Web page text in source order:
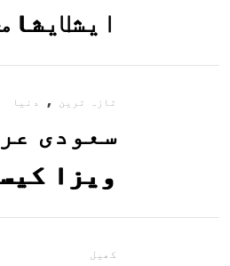
ایشا
تصاویر
گئیں
تازہ ترین , دنیا
سعودی
ویزا
جاسکتا
کھیل